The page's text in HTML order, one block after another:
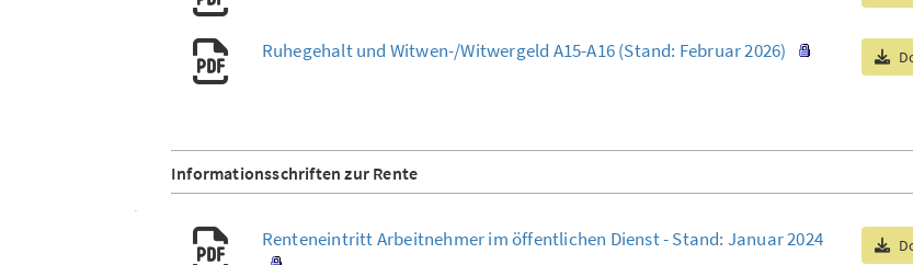
Ruhegehalt und Witwen-/Witwergeld A15-A16 (Stand: Februar 2026)
Informationsschriften zur Rente
Renteneintritt Arbeitnehmer im öffentlichen Dienst - Stand: Januar 2024